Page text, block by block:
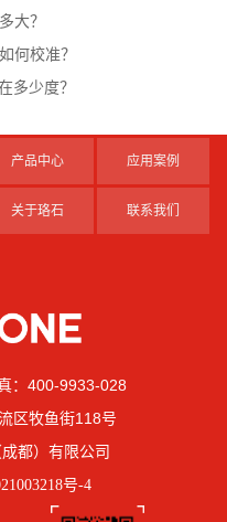
大？
何校准？
多少度？
产品中心 应用案例
关于珞石 联系我们
：400-9933-028
区牧鱼街118号
都）有限公司
号-4